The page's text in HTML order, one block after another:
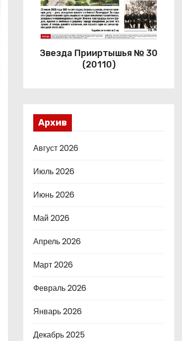
Звезда Прииртышья № 30
(20110)
Архив
Август 2026
Июль 2026
Июнь 2026
Май 2026
Апрель 2026
Март 2026
Февраль 2026
Январь 2026
Декабрь 2025